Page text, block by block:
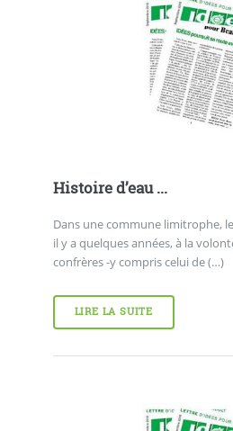
Histoire d’eau ...
Dans une commune limitrophe,
il y a quelques années, à la
confrères -y compris celui de (…)
LIRE LA SUITE